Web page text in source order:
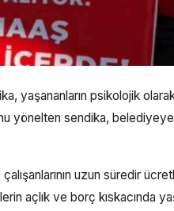
yaşananların psikolojik
yönelten sendika,
uzun süredir
açlık ve borç kıskacında